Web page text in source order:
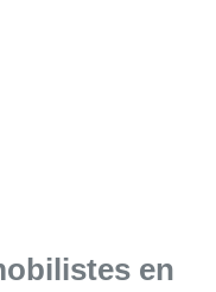
en